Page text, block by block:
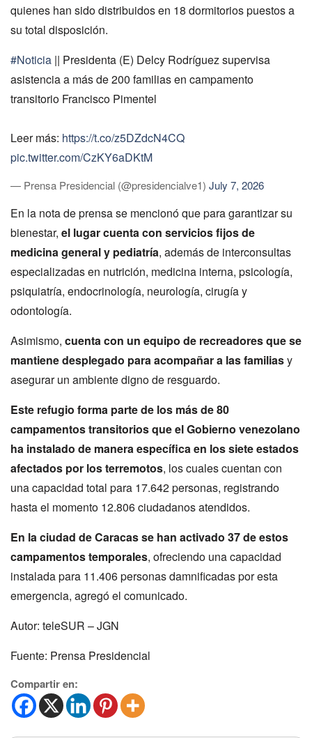
quienes han sido distribuidos en 18 dormitorios puestos a
su total disposición.
#Noticia || Presidenta (E) Delcy Rodríguez supervisa
asistencia a más de 200 familias en campamento
transitorio Francisco Pimentel
Leer más: https://t.co/z5DZdcN4CQ
pic.twitter.com/CzKY6aDKtM
— Prensa Presidencial (@presidencialve1) July 7, 2026
En la nota de prensa se mencionó que para garantizar su
bienestar, el lugar cuenta con servicios fijos de
medicina general y pediatría, además de interconsultas
especializadas en nutrición, medicina interna, psicología,
psiquiatría, endocrinología, neurología, cirugía y
odontología.
Asimismo, cuenta con un equipo de recreadores que se
mantiene desplegado para acompañar a las familiasy
asegurar un ambiente digno de resguardo.
Este refugio forma parte de los más de 80
campamentos transitorios que el Gobierno venezolano
ha instalado de manera específica en los siete estados
afectados por los terremotos, los cuales cuentan con
una capacidad total para 17.642 personas, registrando
hasta el momento 12.806 ciudadanos atendidos.
En la ciudad de Caracas se han activado 37 de estos
campamentos temporales, ofreciendo una capacidad
instalada para 11.406 personas damnificadas por esta
emergencia, agregó el comunicado.
Autor: teleSUR – JGN
Fuente: Prensa Presidencial
Compartir en: